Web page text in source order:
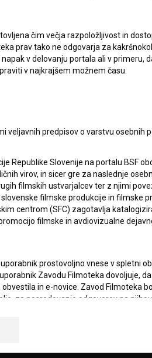
pogoje in dajem soglasje
osebnih podatkov.
čim večja razpoložljivost in
prav tako ne odgovarja za
v delovanju portala ali v primeru,
v najkrajšem možnem času.
veljavnih predpisov o varstvu osebnih
Republike Slovenije na portalu BSF
virov, in sicer gre za naslednje
filmskih ustvarjalcev ter z njimi
filmske produkcije in filmske
centrom (SFC) zagotavlja
filmske in avdiovizualne
prostovoljno vnese v spletni
Zavodu Filmoteka dovoljuje,
in e-novice. Zavod Filmoteka
za posredovanje odgovorov na